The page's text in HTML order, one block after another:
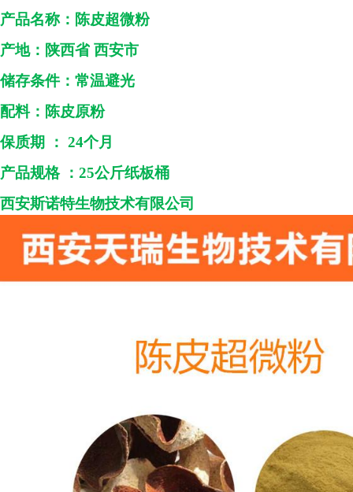
产品名称： 陈皮超微粉
产地： 陕西省 西安市
储存条件：常温避光
配料： 陈皮原粉
保质期
： 24个月
产品规格
： 25公斤纸板桶
西安斯诺特生物技术有限公司